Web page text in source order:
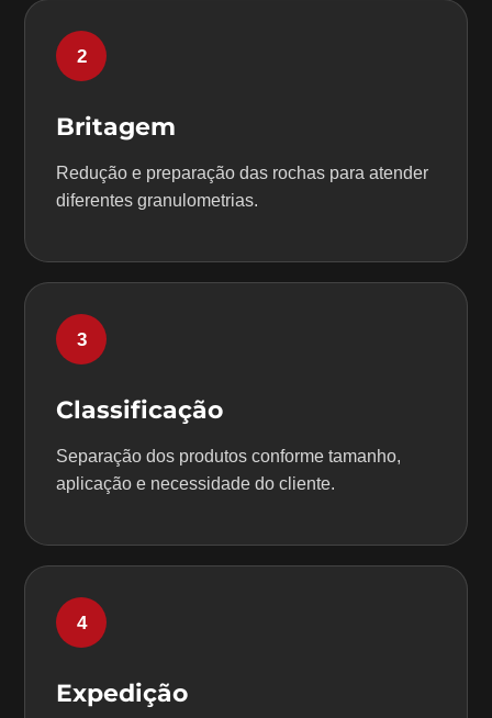
2
Britagem
Redução e preparação das rochas para atender
diferentes granulometrias.
3
Classificação
Separação dos produtos conforme tamanho,
aplicação e necessidade do cliente.
4
Expedição